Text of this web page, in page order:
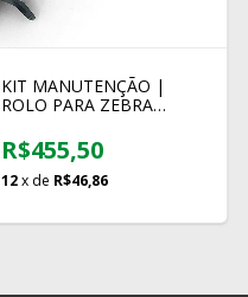
KIT MANUTENÇÃO |
ROLO PARA ZEBRA
ZT230 | P1037974-028
R$455,50
12x de R$46,86